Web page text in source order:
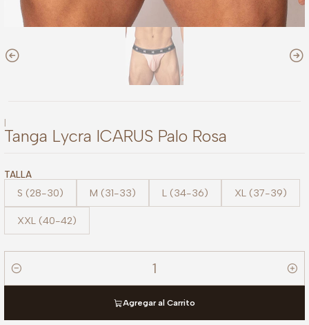
|
Tanga Lycra ICARUS Palo Rosa
TALLA
S (28-30) M (31-33) L (34-36) XL (37-39)
XXL (40-42)
Cantidad
Agregar al Carrito